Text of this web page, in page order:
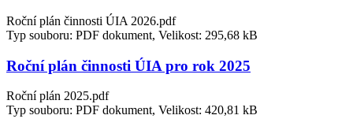
Roční plán činnosti ÚIA 2026.pdf
Typ souboru: PDF dokument, Velikost: 295,68 kB
Roční plán činnosti ÚIA pro rok 2025
Roční plán 2025.pdf
Typ souboru: PDF dokument, Velikost: 420,81 kB